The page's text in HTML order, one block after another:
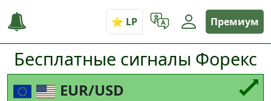
Премиум
Бесплатные сигналы Форекс
EUR/USD